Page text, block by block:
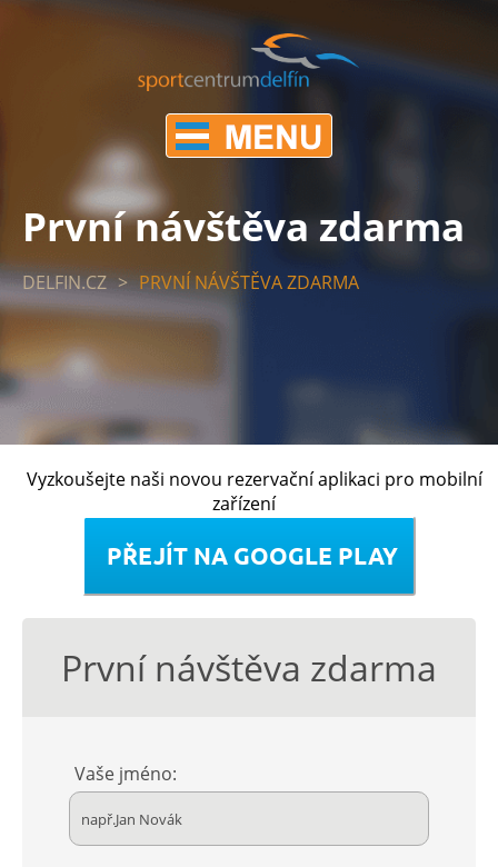
První návštěva zdarma
DELFIN.CZ > PRVNÍ NÁVŠTĚVA ZDARMA
Vyzkoušejte naši novou rezervační aplikaci pro mobilní
zařízení
První návštěva zdarma
Vaše jméno: